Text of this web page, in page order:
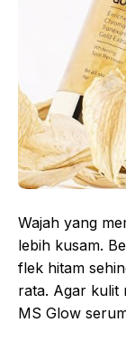
Wajah yang
lebih kusam.
flek hitam
rata. Agar kulit
MS Glow